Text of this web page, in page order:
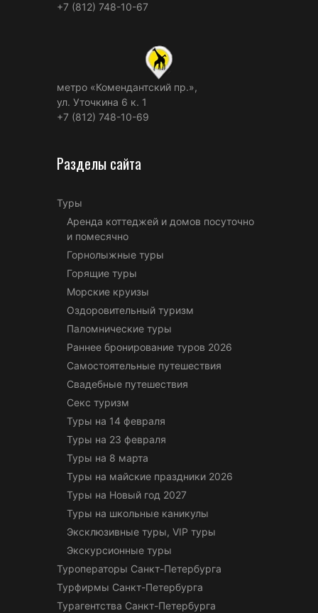
+7 (812) 748-10-67
метро «Комендантский пр.»,
ул. Уточкина 6 к. 1
+7 (812) 748-10-69
Разделы сайта
Туры
Аренда коттеджей и домов посуточно
и помесячно
Горнолыжные туры
Горящие туры
Морские круизы
Оздоровительный туризм
Паломнические туры
Раннее бронирование туров 2026
Самостоятельные путешествия
Свадебные путешествия
Секс туризм
Туры на 14 февраля
Туры на 23 февраля
Туры на 8 марта
Туры на майские праздники 2026
Туры на Новый год 2027
Туры на школьные каникулы
Эксклюзивные туры, VIP туры
Экскурсионные туры
Туроператоры Санкт-Петербурга
Турфирмы Санкт-Петербурга
Турагентства Санкт-Петербурга